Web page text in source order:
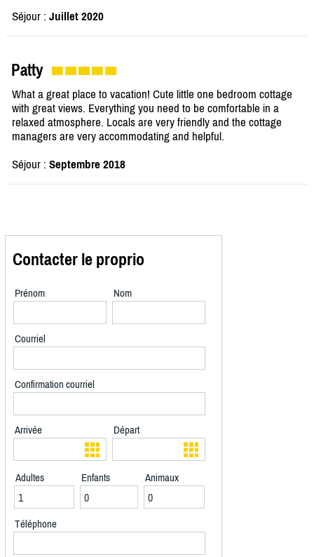
Séjour : Juillet 2020
Patty
What a great place to vacation! Cute little one bedroom cottage
with great views. Everything you need to be comfortable in a
relaxed atmosphere. Locals are very friendly and the cottage
managers are very accommodating and helpful.
Séjour : Septembre 2018
Contacter le proprio
Prénom Nom
Courriel
Confirmation courriel
Arrivée Départ
Adultes Enfants Animaux
Téléphone